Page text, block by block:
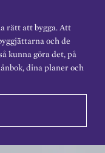
rätt att bygga. Att
och de
kunna göra det, på
dina planer och